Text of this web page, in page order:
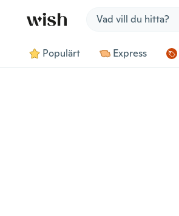
Populärt Express